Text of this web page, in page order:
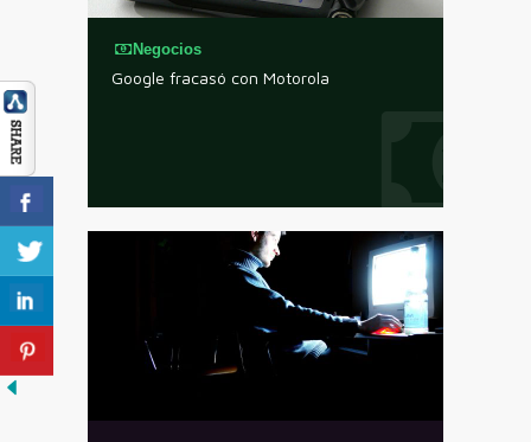
Negocios
Google fracasó con Motorola